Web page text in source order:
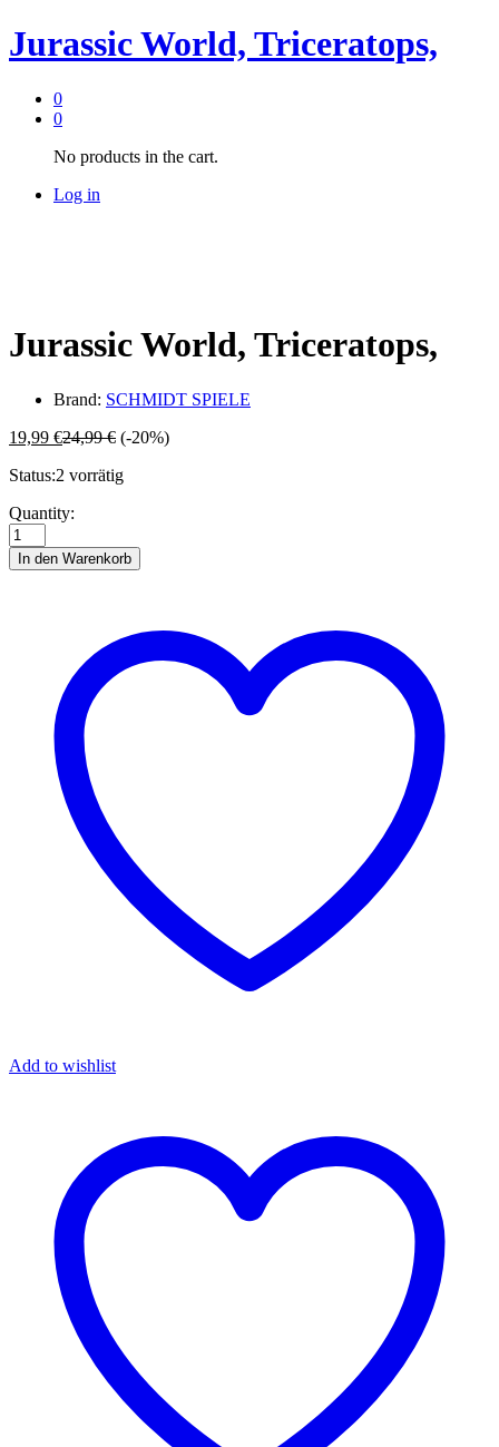
Jurassic World, Triceratops,
0
0
No products in the cart.
Log in
Jurassic World, Triceratops,
Brand: SCHMIDT SPIELE
19,99 €24,99€ (-20%)
Status:2 vorrätig
Jurassic
World,
Triceratops,
quantity
Quantity:
In den Warenkorb
Add to wishlist